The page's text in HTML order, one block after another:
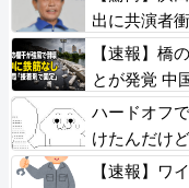
出に共演者
【速報】橋
とが発覚 中
い」
ハードオフ
けたんだけ
【速報】ワ